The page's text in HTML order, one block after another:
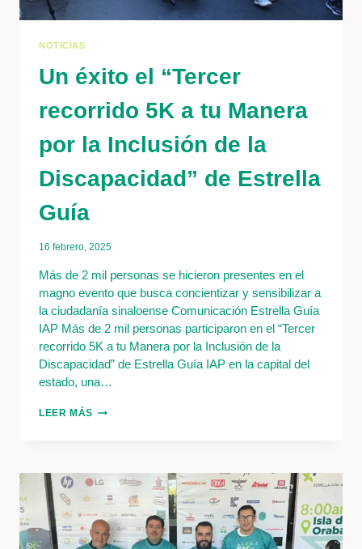
NOTICIAS
Un éxito el “Tercer
recorrido 5K a tu Manera
por la Inclusión de la
Discapacidad” de Estrella
Guía
16 febrero, 2025
Más de 2 mil personas se hicieron presentes en el
magno evento que busca concientizar y sensibilizar a
la ciudadanía sinaloense Comunicación Estrella Guía
IAP Más de 2 mil personas participaron en el “Tercer
recorrido 5K a tu Manera por la Inclusión de la
Discapacidad” de Estrella Guía IAP en la capital del
estado, una…
LEER MÁSUN
5K
TU
MANERA
POR